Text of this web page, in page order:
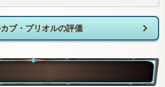
ブ・プリオルの評価